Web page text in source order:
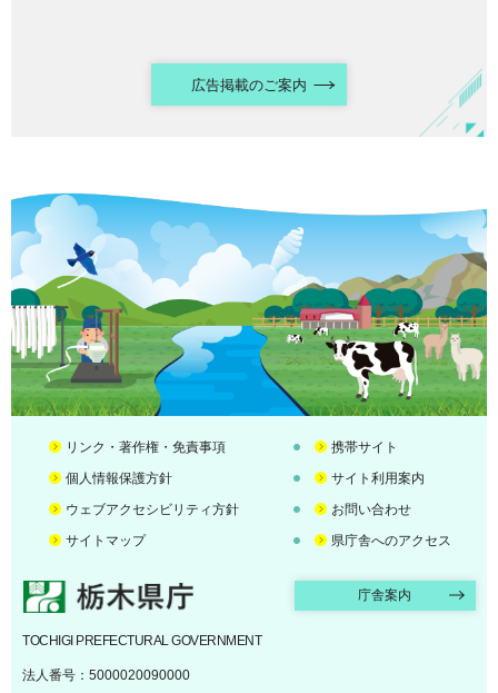
広告掲載のご案内
リンク・著作権・免責事項
携帯サイト
個人情報保護方針
サイト利用案内
ウェブアクセシビリティ方針
お問い合わせ
サイトマップ
県庁舎へのアクセス
栃木県庁 庁舎案内
TOCHIGI PREFECTURAL GOVERNMENT
法人番号：5000020090000